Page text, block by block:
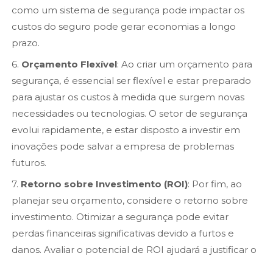
como um sistema de segurança pode impactar os
custos do seguro pode gerar economias a longo
prazo.
6. Orçamento Flexível: Ao criar um orçamento para
segurança, é essencial ser flexível e estar preparado
para ajustar os custos à medida que surgem novas
necessidades ou tecnologias. O setor de segurança
evolui rapidamente, e estar disposto a investir em
inovações pode salvar a empresa de problemas
futuros.
7. Retorno sobre Investimento (ROI): Por fim, ao
planejar seu orçamento, considere o retorno sobre
investimento. Otimizar a segurança pode evitar
perdas financeiras significativas devido a furtos e
danos. Avaliar o potencial de ROI ajudará a justificar o